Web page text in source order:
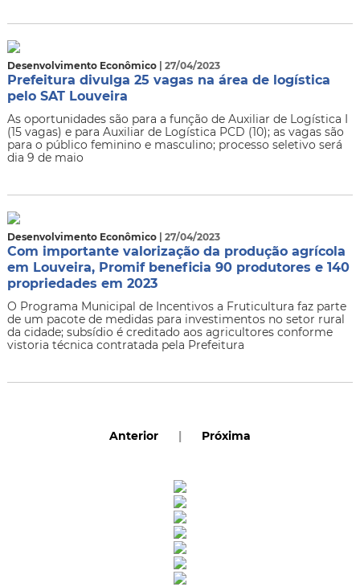
Desenvolvimento Econômico | 27/04/2023
Prefeitura divulga 25 vagas na área de logística
pelo SAT Louveira
As oportunidades são para a função de Auxiliar de Logística I
(15 vagas) e para Auxiliar de Logística PCD (10); as vagas são
para o público feminino e masculino; processo seletivo será
dia 9 de maio
Desenvolvimento Econômico | 27/04/2023
Com importante valorização da produção agrícola
em Louveira, Promif beneficia 90 produtores e 140
propriedades em 2023
O Programa Municipal de Incentivos a Fruticultura faz parte
de um pacote de medidas para investimentos no setor rural
da cidade; subsídio é creditado aos agricultores conforme
vistoria técnica contratada pela Prefeitura
Anterior | Próxima